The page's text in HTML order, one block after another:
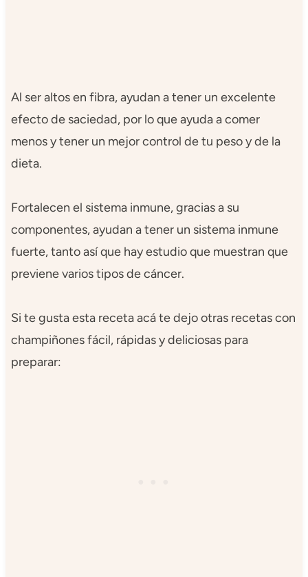
Al ser altos en fibra, ayudan a tener un excelente
efecto de saciedad, por lo que ayuda a comer
menos y tener un mejor control de tu peso y de la
dieta.
Fortalecen el sistema inmune, gracias a su
componentes, ayudan a tener un sistema inmune
fuerte, tanto así que hay estudio que muestran que
previene varios tipos de cáncer.
Si te gusta esta receta acá te dejo otras recetas con
champiñones fácil, rápidas y deliciosas para
preparar: